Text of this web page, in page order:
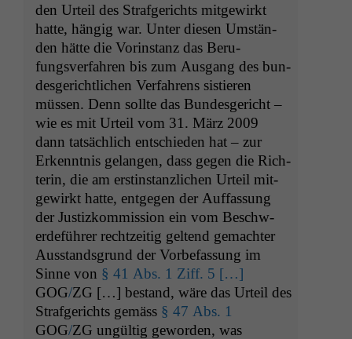
den Urteil des Strafgerichts mit­gewirkt
hat­te, hängig war. Unter diesen Umstän­
den hätte die Vorin­stanz das Beru­
fungsver­fahren bis zum Aus­gang des bun­
des­gerichtlichen Ver­fahrens sistieren
müssen. Denn sollte das Bun­des­gericht –
wie es mit Urteil vom 31. März 2009
dann tat­säch­lich entsch­ieden hat – zur
Erken­nt­nis gelan­gen, dass gegen die Rich­
terin, die am erstin­stan­zlichen Urteil mit­
gewirkt hat­te, ent­ge­gen der Auf­fas­sung
der Jus­tizkom­mis­sion ein vom Beschw­
erde­führer rechtzeit­ig gel­tend gemachter
Aus­stands­grund der Vor­be­fas­sung im
Sinne von § 41 Abs. 1 Ziff. 5 […]
GOG/ZG […] bestand, wäre das Urteil des
Strafgerichts gemäss § 47 Abs. 1
GOG/ZG ungültig gewor­den, was